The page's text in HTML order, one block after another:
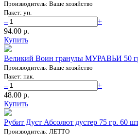
Производитель: Ваше хозяйство
Пакет: уп.
–
+
94.00 p.
Купить
Великий Воин гранулы МУРАВЬИ 50
Производитель: Ваше хозяйство
Пакет: пак.
–
+
48.00 p.
Купить
Рубит Дуст Абсолют дустер 75 гр. 60
Производитель: ЛЕТТО